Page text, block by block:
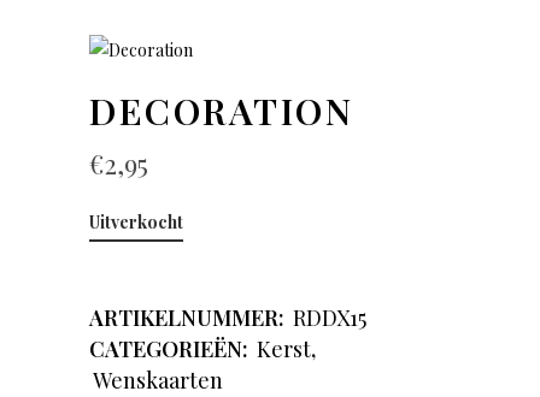
DECORATION
€2,95
Uitverkocht
ARTIKELNUMMER: RDDX15
CATEGORIEËN: Kerst,
Wenskaarten